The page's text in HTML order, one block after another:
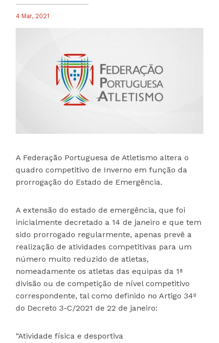
4 Mar, 2021
A Federação Portuguesa de Atletismo altera o
quadro competitivo de Inverno em função da
prorrogação do Estado de Emergência.
A extensão do estado de emergência, que foi
inicialmente decretado a 14 de janeiro e que tem
sido prorrogado regularmente, apenas prevê a
realização de atividades competitivas para um
número muito reduzido de atletas,
nomeadamente os atletas das equipas da 1ª
divisão ou de competição de nível competitivo
correspondente, tal como definido no Artigo 34º
do Decreto 3-C/2021 de 22 de janeiro:
“Atividade física e desportiva